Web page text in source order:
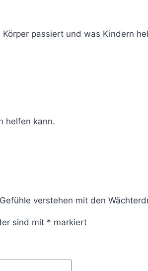
passiert und was Kindern
helfen kann.
verstehen mit den
sind mit * markiert